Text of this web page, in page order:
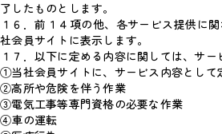
了したものとします。
１６．前１４項の他、各サービス提供に
社会員サイトに表示します。
１７．以下に定める内容に関しては、サー
①当社会員サイトに、サービス内容として
②高所や危険を伴う作業
③電気工事等専門資格の必要な作業
④車の運転